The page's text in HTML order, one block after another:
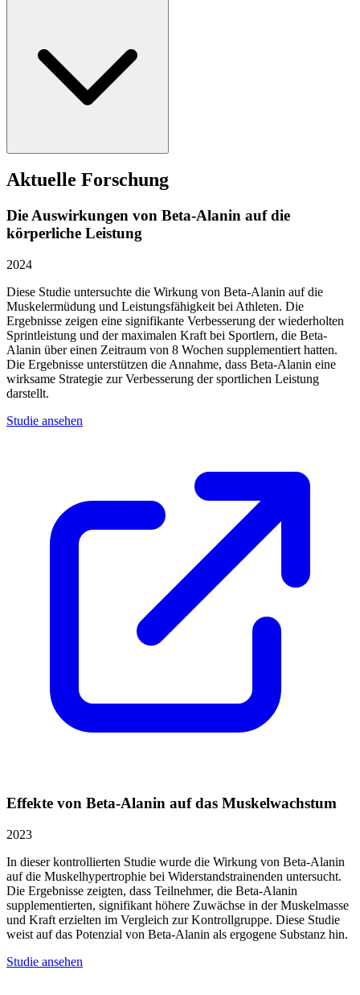
Aktuelle Forschung
Die Auswirkungen von Beta-Alanin auf die
körperliche Leistung
2024
Diese Studie untersuchte die Wirkung von Beta-Alanin auf die
Muskelermüdung und Leistungsfähigkeit bei Athleten. Die
Ergebnisse zeigen eine signifikante Verbesserung der wiederholten
Sprintleistung und der maximalen Kraft bei Sportlern, die Beta-
Alanin über einen Zeitraum von 8 Wochen supplementiert hatten.
Die Ergebnisse unterstützen die Annahme, dass Beta-Alanin eine
wirksame Strategie zur Verbesserung der sportlichen Leistung
darstellt.
Studie ansehen
Effekte von Beta-Alanin auf das Muskelwachstum
2023
In dieser kontrollierten Studie wurde die Wirkung von Beta-Alanin
auf die Muskelhypertrophie bei Widerstandstrainenden untersucht.
Die Ergebnisse zeigten, dass Teilnehmer, die Beta-Alanin
supplementierten, signifikant höhere Zuwächse in der Muskelmasse
und Kraft erzielten im Vergleich zur Kontrollgruppe. Diese Studie
weist auf das Potenzial von Beta-Alanin als ergogene Substanz hin.
Studie ansehen